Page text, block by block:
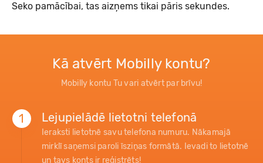
Seko pamācībai, tas aizņems tikai pāris sekundes.
Kā atvērt Mobilly kontu?
Mobilly kontu Tu vari atvērt par brīvu!
1 Lejupielādē lietotni telefonā
Ieraksti lietotnē savu telefona numuru. Nākamajā
mirklī saņemsi paroli īsziņas formātā. Ievadi to lietotnē
un tavs konts ir reģistrēts!